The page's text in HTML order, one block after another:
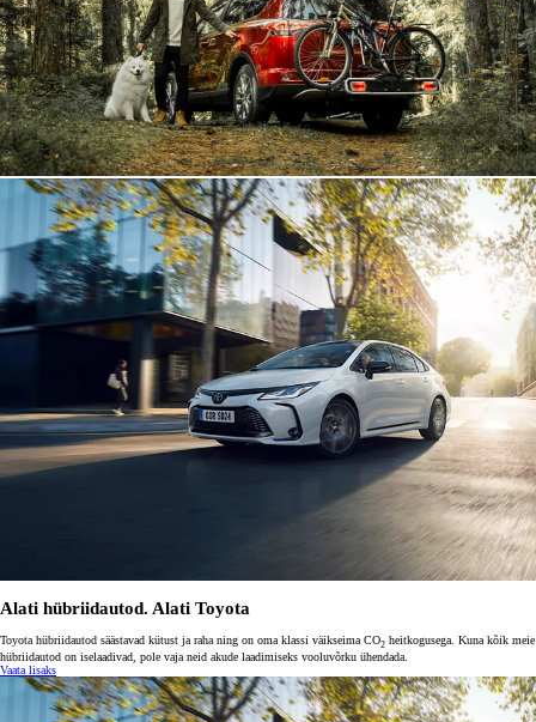
Alati hübriidautod. Alati Toyota
Toyota hübriidautod säästavad kütust ja raha ning on oma klassi väikseima CO2 heitkogusega. Kuna kõik meie
hübriidautod on iselaadivad, pole vaja neid akude laadimiseks vooluvõrku ühendada.
Vaata lisaks